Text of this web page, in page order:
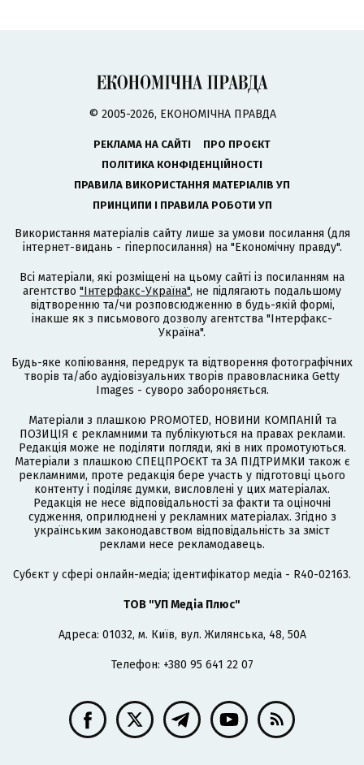
© 2005-2026, ЕКОНОМІЧНА ПРАВДА
РЕКЛАМА НА САЙТІ
ПРО ПРОЄКТ
ПОЛІТИКА КОНФІДЕНЦІЙНОСТІ
ПРАВИЛА ВИКОРИСТАННЯ МАТЕРІАЛІВ УП
ПРИНЦИПИ І ПРАВИЛА РОБОТИ УП
Використання матеріалів сайту лише за умови посилання (для
інтернет-видань - гіперпосилання) на "Економічну правду".
Всі матеріали, які розміщені на цьому сайті із посиланням на
агентство "Інтерфакс-Україна", не підлягають подальшому
відтворенню та/чи розповсюдженню в будь-якій формі,
інакше як з письмового дозволу агентства "Інтерфакс-
Україна".
Будь-яке копіювання, передрук та відтворення фотографічних
творів та/або аудіовізуальних творів правовласника Getty
Images - суворо забороняється.
Матеріали з плашкою PROMOTED, НОВИНИ КОМПАНІЙ та
ПОЗИЦІЯ є рекламними та публікуються на правах реклами.
Редакція може не поділяти погляди, які в них промотуються.
Матеріали з плашкою СПЕЦПРОЄКТ та ЗА ПІДТРИМКИ також є
рекламними, проте редакція бере участь у підготовці цього
контенту і поділяє думки, висловлені у цих матеріалах.
Редакція не несе відповідальності за факти та оціночні
судження, оприлюднені у рекламних матеріалах. Згідно з
українським законодавством відповідальність за зміст
реклами несе рекламодавець.
Cубєкт у сфері онлайн-медіа; ідентифікатор медіа - R40-02163.
ТОВ "УП Медіа Плюс"
Адреса: 01032, м. Київ, вул. Жилянська, 48, 50А
Телефон: +380 95 641 22 07